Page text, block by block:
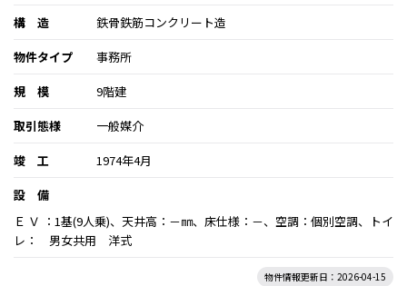
構 造
鉄骨鉄筋コンクリート造
物件タイプ
事務所
規 模
9階建
取引態様
一般媒介
竣 工
1974年4月
設 備
Ｅ Ｖ ：1基(9人乗)、天井高：－㎜、床仕様：－、空調：個別空調、トイ
レ： 男女共用 洋式
物件情報更新日：2026-04-15